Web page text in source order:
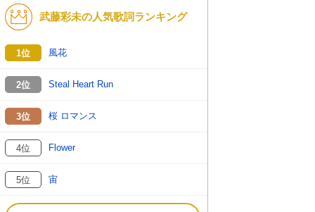
武藤彩未の人気歌詞ランキング
1位 風花
2位 Steal Heart Run
3位 桜 ロマンス
4位 Flower
5位 宙